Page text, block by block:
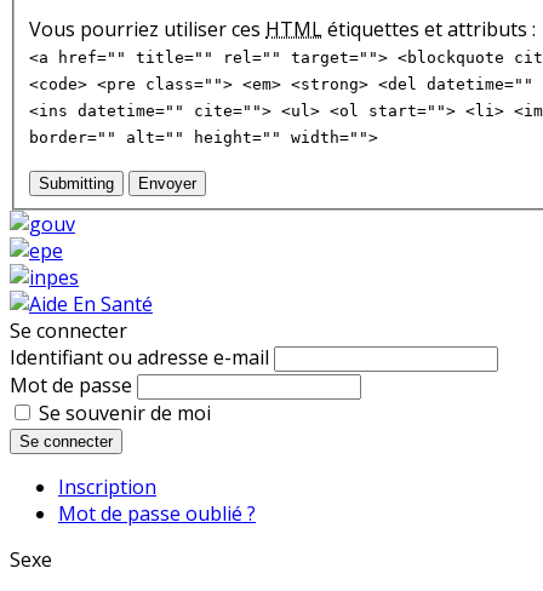
Vous pourriez utiliser ces HTMLétiquettes et attributs :
<a href="" title="" rel="" target=""> <blockquote
<code> <pre class=""> <em> <strong> <del
<ins datetime="" cite=""> <ul> <ol start=""> <li>
border="" alt="" height="" width="">
Submitting Envoyer
Se connecter
Identifiant ou adresse e-mail
Mot de passe
Se souvenir de moi
Se connecter
Inscription
Mot de passe oublié ?
Sexe